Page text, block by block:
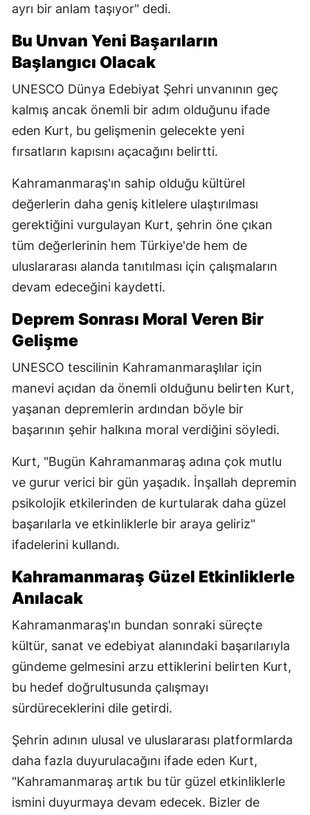
ayrı bir anlam taşıyor" dedi.
Bu Unvan Yeni Başarıların
Başlangıcı Olacak
UNESCO Dünya Edebiyat Şehri unvanının geç
kalmış ancak önemli bir adım olduğunu ifade
eden Kurt, bu gelişmenin gelecekte yeni
fırsatların kapısını açacağını belirtti.
Kahramanmaraş'ın sahip olduğu kültürel
değerlerin daha geniş kitlelere ulaştırılması
gerektiğini vurgulayan Kurt, şehrin öne çıkan
tüm değerlerinin hem Türkiye'de hem de
uluslararası alanda tanıtılması için çalışmaların
devam edeceğini kaydetti.
Deprem Sonrası Moral Veren Bir
Gelişme
UNESCO tescilinin Kahramanmaraşlılar için
manevi açıdan da önemli olduğunu belirten Kurt,
yaşanan depremlerin ardından böyle bir
başarının şehir halkına moral verdiğini söyledi.
Kurt, "Bugün Kahramanmaraş adına çok mutlu
ve gurur verici bir gün yaşadık. İnşallah depremin
psikolojik etkilerinden de kurtularak daha güzel
başarılarla ve etkinliklerle bir araya geliriz"
ifadelerini kullandı.
Kahramanmaraş Güzel Etkinliklerle
Anılacak
Kahramanmaraş'ın bundan sonraki süreçte
kültür, sanat ve edebiyat alanındaki başarılarıyla
gündeme gelmesini arzu ettiklerini belirten Kurt,
bu hedef doğrultusunda çalışmayı
sürdüreceklerini dile getirdi.
Şehrin adının ulusal ve uluslararası platformlarda
daha fazla duyurulacağını ifade eden Kurt,
"Kahramanmaraş artık bu tür güzel etkinliklerle
ismini duyurmaya devam edecek. Bizler de